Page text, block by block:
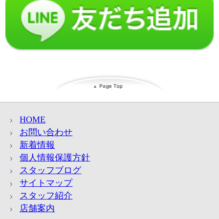
HOME
お問い合わせ
新着情報
個人情報保護方針
スタッフブログ
サイトマップ
スタッフ紹介
店舗案内